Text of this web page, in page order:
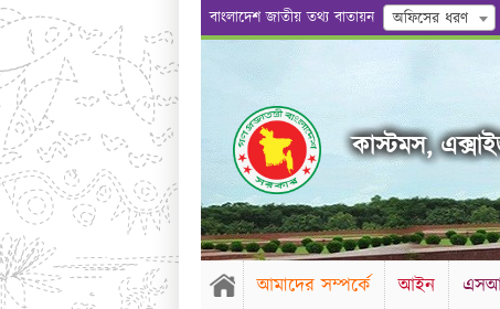
বাংলাদেশ জাতীয় তথ্য বাতায়ন অফিসের ধরণ
কাস্টমস,
আমাদের সম্পর্কে আইন